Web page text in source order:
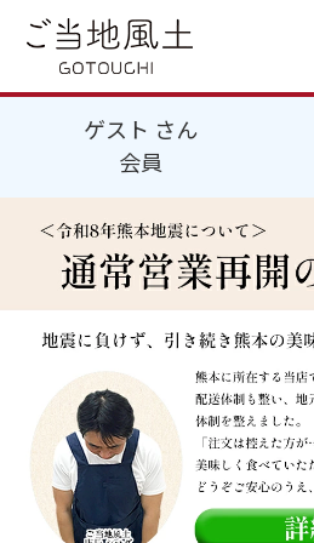
ゲスト さん
会員